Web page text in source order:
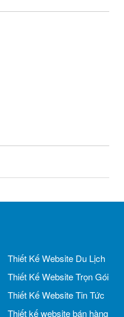
Thiết Kế Website Du Lịch
Thiết Kế Website Trọn Gói
Thiết Kế Website Tin Tức
Thiết kế website bán hàng